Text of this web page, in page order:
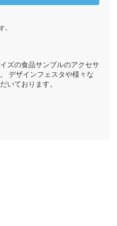
。
ズの食品サンプルのアクセサ
デザインフェスタや様々な
いております。